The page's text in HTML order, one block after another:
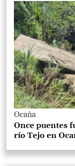
Ocaña
Once puentes
río Tejo en